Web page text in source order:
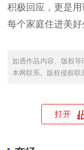
积极回应，更是用
每个家庭住进美好
如遇作品内容、版权
本网联系。版权侵权
打开